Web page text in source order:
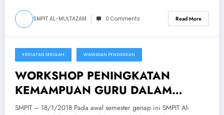
SMPIT AL-MULTAZAM 0 Comments Read More
January 18, 2018
KEGIATAN SEKOLAH WAWASAN PENDIDIKAN
WORKSHOP PENINGKATAN
KEMAMPUAN GURU DALAM
PENYUSUNAN RPP
SMPIT – 18/1/2018 Pada awal semester genap ini SMPIT Al-